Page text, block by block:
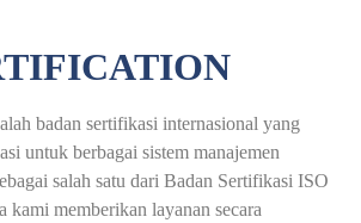
badan sertifikasi internasional yang
untuk berbagai sistem manajemen
salah satu dari Badan Sertifikasi ISO
kami memberikan layanan secara